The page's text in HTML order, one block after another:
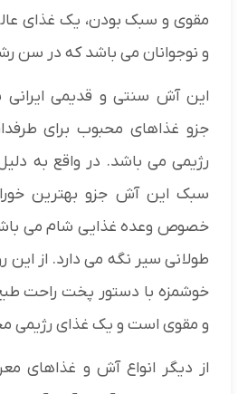
مقوی و سبک بودن، یک غذای
و نوجوانان می باشد که در سن
این آش سنتی و قدیمی
جزو غذاهای محبوب برای
رژیمی می باشد. در واقع به
سبک این آش جزو بهترین
خصوص وعده غذایی شام می
طولانی سیر نگه می دارد. از
خوشمزه با دستور پخت راحت
و مقوی است و یک غذای
از دیگر انواع آش و غذاهای